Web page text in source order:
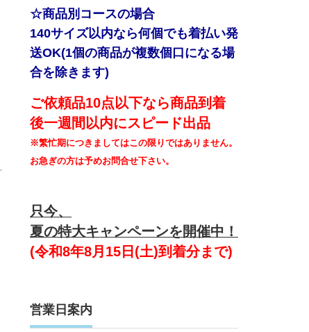
☆商品別コースの場合
140サイズ以内なら何個でも着払い発
送OK(1個の商品が複数個口になる場
合を除きます)
ご依頼品10点以下なら商品到着
後一週間以内にスピード出品
※繁忙期につきましてはこの限りではありません。
お急ぎの方は予めお問合せ下さい。
只今、
夏の特大キャンペーンを開催中！
(令和8年8月15日(土)到着分まで)
営業日案内